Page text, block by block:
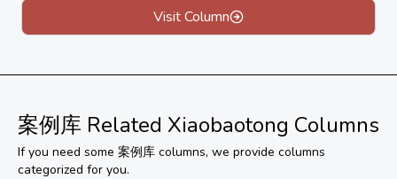
Visit Column
案例库 Related Xiaobaotong Columns
If you need some 案例库 columns, we provide columns
categorized for you.